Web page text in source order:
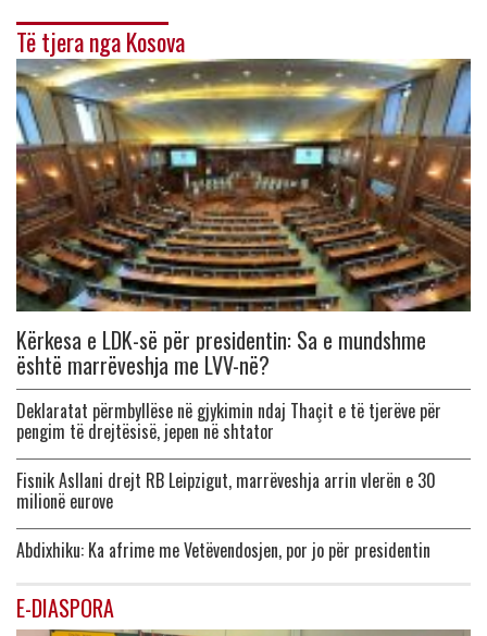
Të tjera nga Kosova
Kërkesa e LDK-së për presidentin: Sa e mundshme
është marrëveshja me LVV-në?
Deklaratat përmbyllëse në gjykimin ndaj Thaçit e të tjerëve për
pengim të drejtësisë, jepen në shtator
Fisnik Asllani drejt RB Leipzigut, marrëveshja arrin vlerën e 30
milionë eurove
Abdixhiku: Ka afrime me Vetëvendosjen, por jo për presidentin
E-DIASPORA